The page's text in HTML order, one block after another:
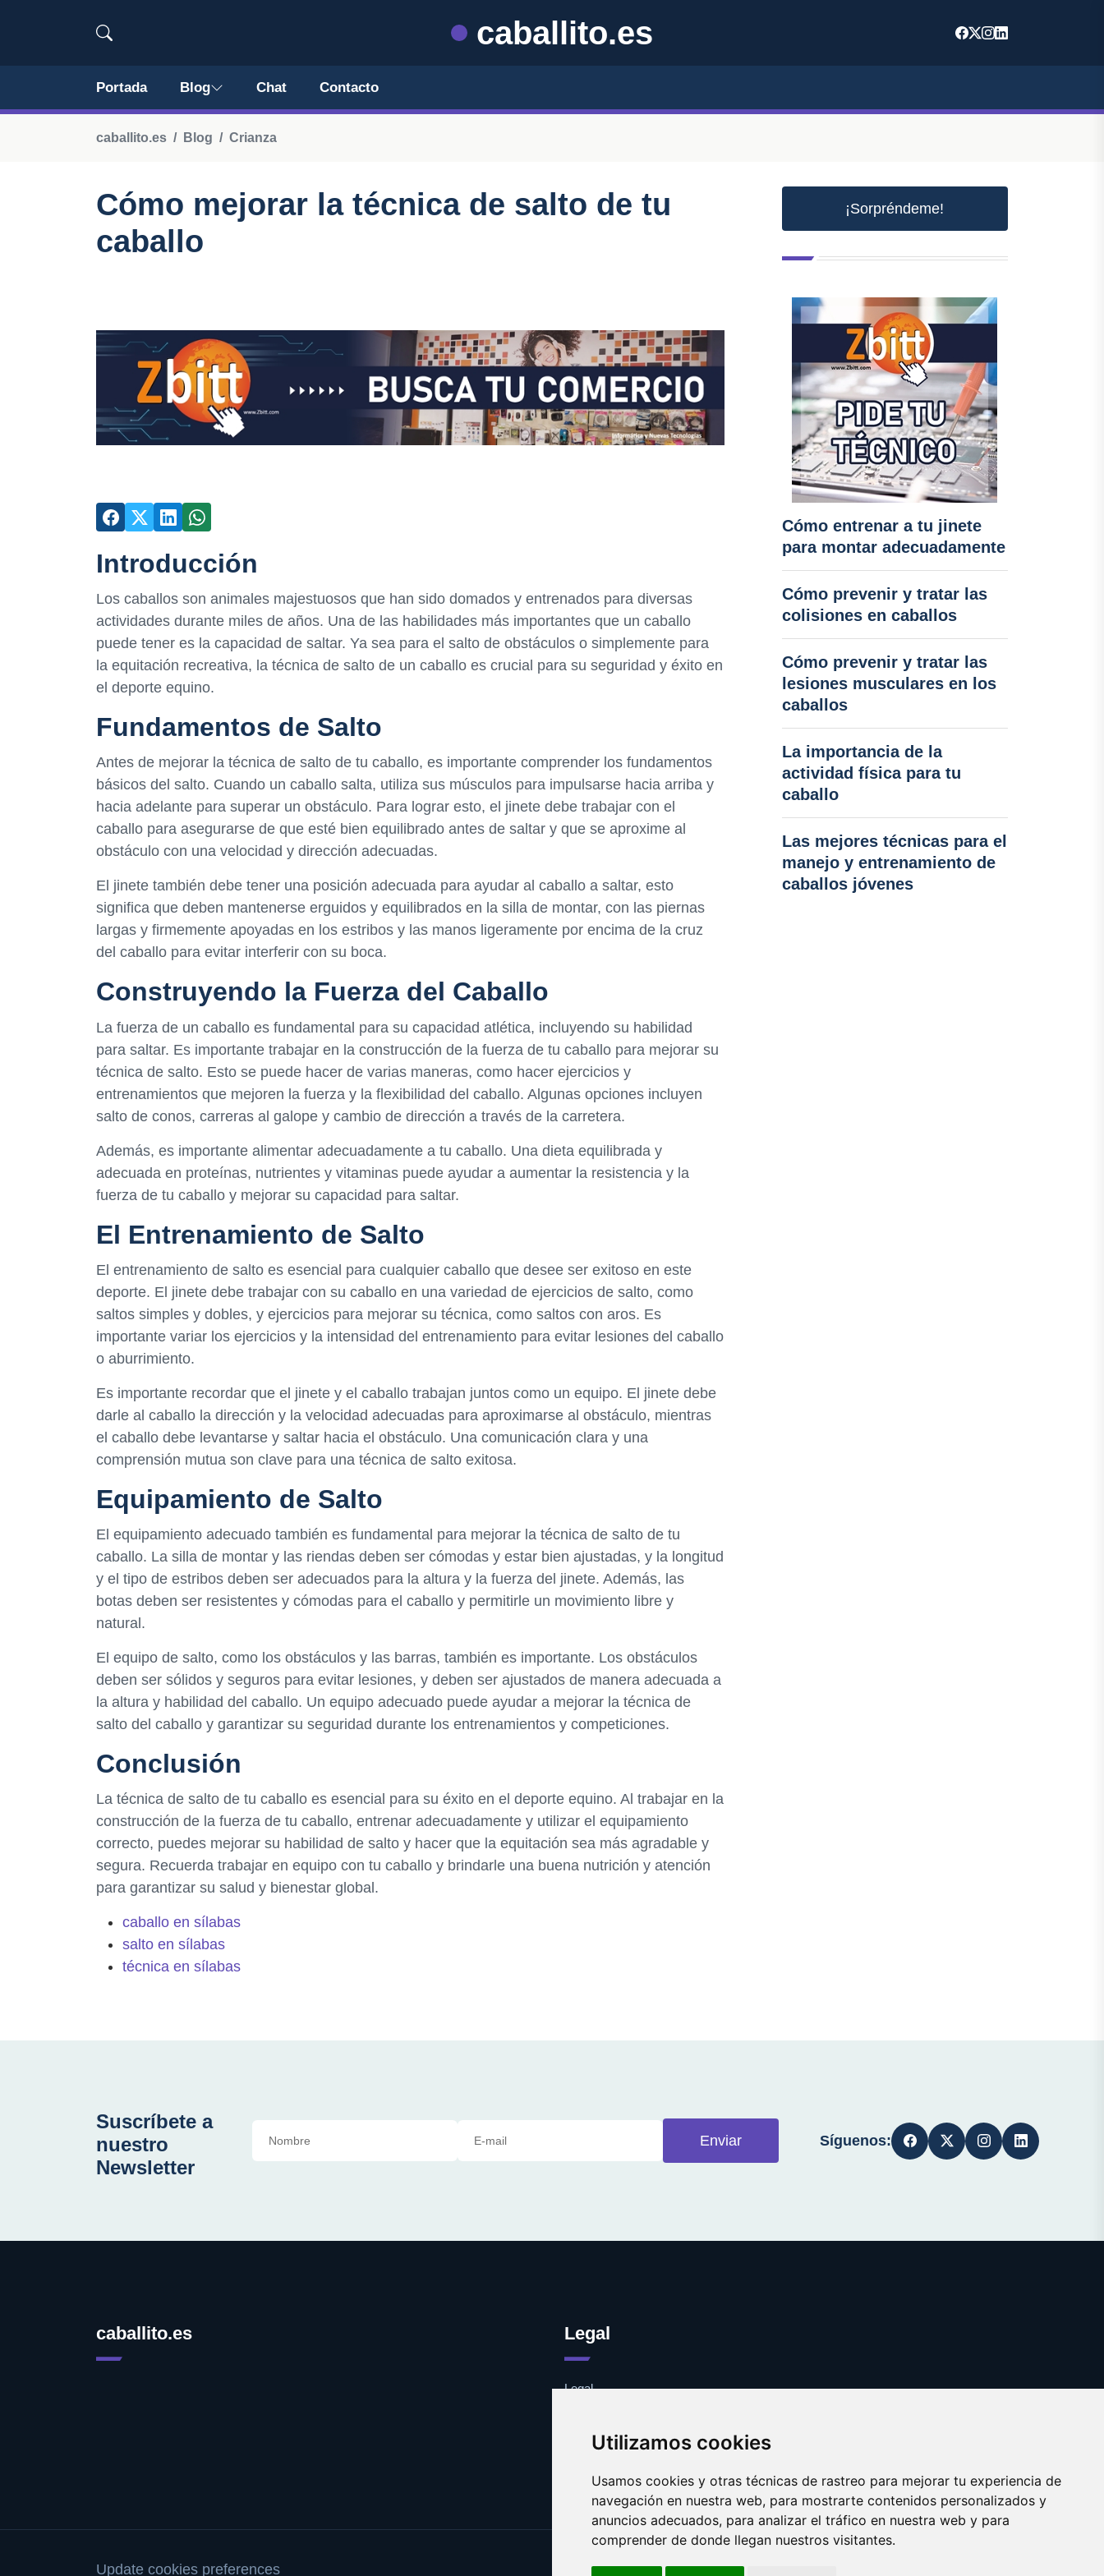
Utilizamos cookies
Usamos cookies y otras técnicas de rastreo para mejorar tu experiencia de
navegación en nuestra web, para mostrarte contenidos personalizados y
anuncios adecuados, para analizar el tráfico en nuestra web y para
comprender de donde llegan nuestros visitantes.
caballito.es
Portada Blog Chat Contacto
caballito.es Blog Crianza
Cómo mejorar la técnica de salto de tu
caballo
Introducción
Los caballos son animales majestuosos que han sido domados y entrenados para diversas
actividades durante miles de años. Una de las habilidades más importantes que un caballo
puede tener es la capacidad de saltar. Ya sea para el salto de obstáculos o simplemente para
la equitación recreativa, la técnica de salto de un caballo es crucial para su seguridad y éxito en
el deporte equino.
Fundamentos de Salto
Antes de mejorar la técnica de salto de tu caballo, es importante comprender los fundamentos
básicos del salto. Cuando un caballo salta, utiliza sus músculos para impulsarse hacia arriba y
hacia adelante para superar un obstáculo. Para lograr esto, el jinete debe trabajar con el
caballo para asegurarse de que esté bien equilibrado antes de saltar y que se aproxime al
obstáculo con una velocidad y dirección adecuadas.
El jinete también debe tener una posición adecuada para ayudar al caballo a saltar, esto
significa que deben mantenerse erguidos y equilibrados en la silla de montar, con las piernas
largas y firmemente apoyadas en los estribos y las manos ligeramente por encima de la cruz
del caballo para evitar interferir con su boca.
Construyendo la Fuerza del Caballo
La fuerza de un caballo es fundamental para su capacidad atlética, incluyendo su habilidad
para saltar. Es importante trabajar en la construcción de la fuerza de tu caballo para mejorar su
técnica de salto. Esto se puede hacer de varias maneras, como hacer ejercicios y
entrenamientos que mejoren la fuerza y la flexibilidad del caballo. Algunas opciones incluyen
salto de conos, carreras al galope y cambio de dirección a través de la carretera.
Además, es importante alimentar adecuadamente a tu caballo. Una dieta equilibrada y
adecuada en proteínas, nutrientes y vitaminas puede ayudar a aumentar la resistencia y la
fuerza de tu caballo y mejorar su capacidad para saltar.
El Entrenamiento de Salto
El entrenamiento de salto es esencial para cualquier caballo que desee ser exitoso en este
deporte. El jinete debe trabajar con su caballo en una variedad de ejercicios de salto, como
saltos simples y dobles, y ejercicios para mejorar su técnica, como saltos con aros. Es
importante variar los ejercicios y la intensidad del entrenamiento para evitar lesiones del caballo
o aburrimiento.
Es importante recordar que el jinete y el caballo trabajan juntos como un equipo. El jinete debe
darle al caballo la dirección y la velocidad adecuadas para aproximarse al obstáculo, mientras
el caballo debe levantarse y saltar hacia el obstáculo. Una comunicación clara y una
comprensión mutua son clave para una técnica de salto exitosa.
Equipamiento de Salto
El equipamiento adecuado también es fundamental para mejorar la técnica de salto de tu
caballo. La silla de montar y las riendas deben ser cómodas y estar bien ajustadas, y la longitud
y el tipo de estribos deben ser adecuados para la altura y la fuerza del jinete. Además, las
botas deben ser resistentes y cómodas para el caballo y permitirle un movimiento libre y
natural.
El equipo de salto, como los obstáculos y las barras, también es importante. Los obstáculos
deben ser sólidos y seguros para evitar lesiones, y deben ser ajustados de manera adecuada a
la altura y habilidad del caballo. Un equipo adecuado puede ayudar a mejorar la técnica de
salto del caballo y garantizar su seguridad durante los entrenamientos y competiciones.
Conclusión
La técnica de salto de tu caballo es esencial para su éxito en el deporte equino. Al trabajar en la
construcción de la fuerza de tu caballo, entrenar adecuadamente y utilizar el equipamiento
correcto, puedes mejorar su habilidad de salto y hacer que la equitación sea más agradable y
segura. Recuerda trabajar en equipo con tu caballo y brindarle una buena nutrición y atención
para garantizar su salud y bienestar global.
caballo en sílabas
salto en sílabas
técnica en sílabas
¡Sorpréndeme!
Cómo entrenar a tu jinete
para montar adecuadamente
Cómo prevenir y tratar las
colisiones en caballos
Cómo prevenir y tratar las
lesiones musculares en los
caballos
La importancia de la
actividad física para tu
caballo
Las mejores técnicas para el
manejo y entrenamiento de
caballos jóvenes
Suscríbete a
nuestro
Newsletter
Enviar Síguenos:
caballito.es Legal
Legal
Contacto
Update cookies preferences